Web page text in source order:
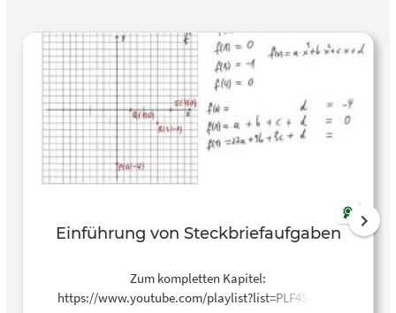
Einführung von Steckbriefaufgaben
Zum kompletten Kapitel:
https://www.youtube.com/playlist?list=PLF4SLfVC-